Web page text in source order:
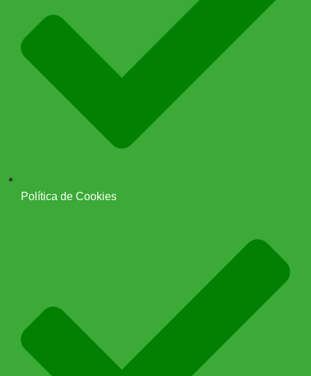
Política de Cookies